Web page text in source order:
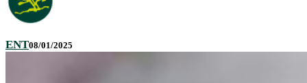
ENT08/01/2025